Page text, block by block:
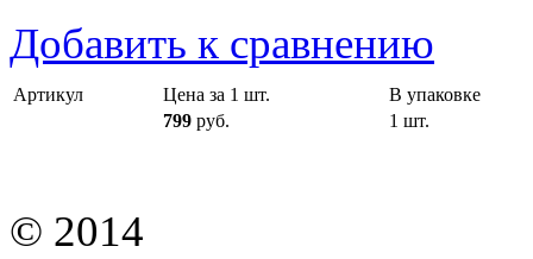
Добавить к сравнению
Артикул Цена за 1 шт.
В упаковке
799 руб. 1 шт.
© 2014